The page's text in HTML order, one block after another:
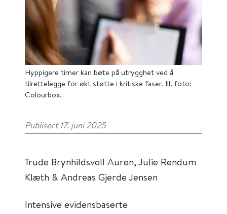
Hyppigere timer kan bøte på utrygghet ved å
tilrettelegge for økt støtte i kritiske faser. Ill. foto:
Colourbox.
Publisert 17. juni 2025
Trude Brynhildsvoll Auren, Julie Rendum
Klæth & Andreas Gjerde Jensen
Intensive evidensbaserte